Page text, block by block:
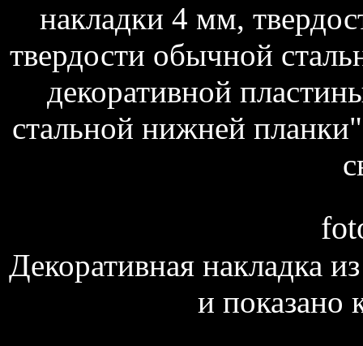
накладки 4 мм,
твердости обычной
декоративной
стальной нижней
Декоративная накладка
и показано